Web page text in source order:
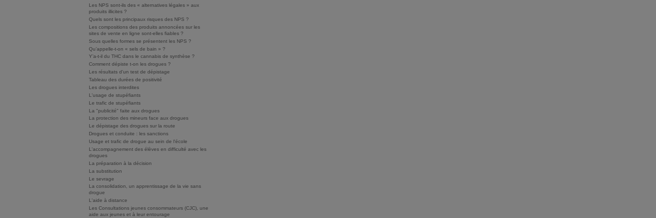
Les NPS sont-ils des « alternatives légales » aux
produits illicites ?
Quels sont les principaux risques des NPS ?
Les compositions des produits annoncées sur les
sites de vente en ligne sont-elles fiables ?
Sous quelles formes se présentent les NPS ?
Qu’appelle-t-on « sels de bain » ?
Y’a-t-il du THC dans le cannabis de synthèse ?
Comment dépiste t-on les drogues ?
Les résultats d'un test de dépistage
Tableau des durées de positivité
Les drogues interdites
L'usage de stupéfiants
Le trafic de stupéfiants
La "publicité" faite aux drogues
La protection des mineurs face aux drogues
Le dépistage des drogues sur la route
Drogues et conduite : les sanctions
Usage et trafic de drogue au sein de l'école
L'accompagnement des élèves en difficulté avec les
drogues
La préparation à la décision
La substitution
Le sevrage
La consolidation, un apprentissage de la vie sans
drogue
L'aide à distance
Les Consultations jeunes consommateurs (CJC), une
aide aux jeunes et à leur entourage